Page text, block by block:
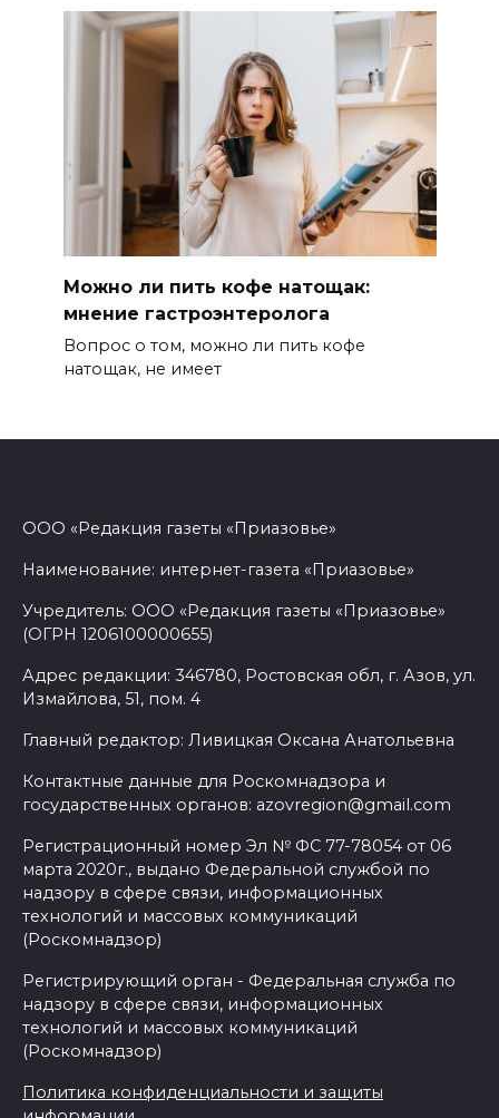
Можно ли пить кофе натощак:
мнение гастроэнтеролога
Вопрос о том, можно ли пить кофе
натощак, не имеет
ООО «Редакция газеты «Приазовье»
Наименование: интернет-газета «Приазовье»
Учредитель: ООО «Редакция газеты «Приазовье»
(ОГРН 1206100000655)
Адрес редакции: 346780, Ростовская обл, г. Азов, ул.
Измайлова, 51, пом. 4
Главный редактор: Ливицкая Оксана Анатольевна
Контактные данные для Роскомнадзора и
государственных органов: azovregion@gmail.com
Регистрационный номер Эл № ФС 77-78054 от 06
марта 2020г., выдано Федеральной службой по
надзору в сфере связи, информационных
технологий и массовых коммуникаций
(Роскомнадзор)
Регистрирующий орган - Федеральная служба по
надзору в сфере связи, информационных
технологий и массовых коммуникаций
(Роскомнадзор)
Политика конфиденциальности и защиты